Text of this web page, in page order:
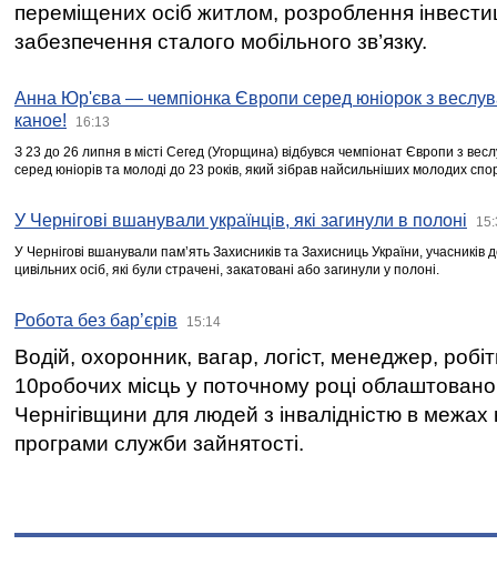
переміщених осіб житлом, розроблення
забезпечення сталого мобільного зв’язку.
Анна Юр'єва — чемпіонка Європи серед юніорок з
каное!
16:13
З 23 до 26 липня в місті Сегед (Угорщина) відбувся чемпіонат Європи з
серед юніорів та молоді до 23 років, який зібрав найсильніших молодих
У Чернігові вшанували українців, які загинули в полоні
У Чернігові вшанували пам’ять Захисників та Захисниць України,
цивільних осіб, які були страчені, закатовані або загинули у полоні.
Робота без бар’єрів 15:14
Водій, охоронник, вагар, логіст, менеджер,
10робочих місць у поточному році
Чернігівщини для людей з інвалідністю в межах
програми служби зайнятості.